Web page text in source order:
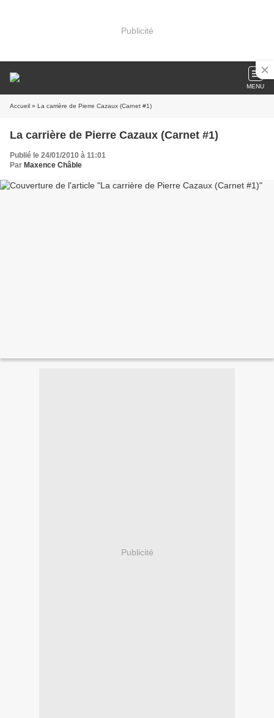
Publicité
MENU
Accueil » La carrière de Pierre Cazaux (Carnet #1)
La carrière de Pierre Cazaux (Carnet #1)
Publié le 24/01/2010 à 11:01
Par Maxence Châble
Publicité